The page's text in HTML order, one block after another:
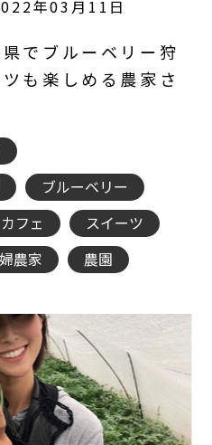
年03月11日
でブルーベリー狩
も楽しめる農家さ
ブルーベリー
カフェ
スイーツ
農家 農園